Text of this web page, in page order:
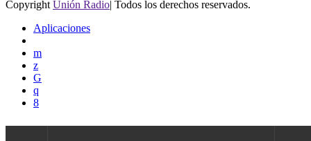
Copyright Unión Radio| Todos los derechos reservados.
Aplicaciones